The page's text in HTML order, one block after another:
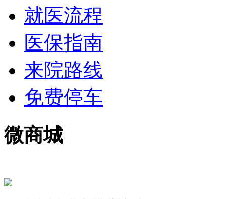
就医流程
医保指南
来院路线
免费停车
微商城